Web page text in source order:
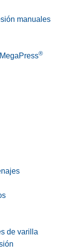
manuales
®
de varilla